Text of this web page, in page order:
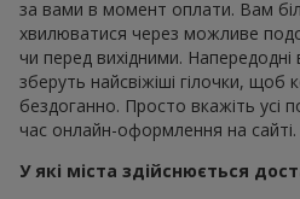
за вами в момент оплати. Вам
хвилюватися через можливе
чи перед вихідними. Напередодні
зберуть найсвіжіші гілочки, щоб
бездоганно. Просто вкажіть усі
час онлайн-оформлення на сайті.
У які міста здійснюється